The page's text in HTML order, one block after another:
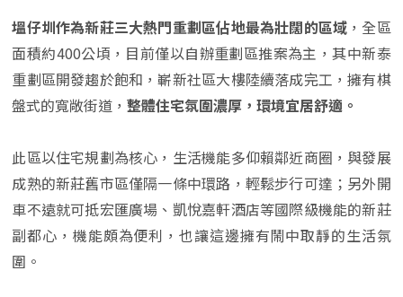
塭仔圳作為新莊三大熱門重劃區佔地最為壯闊的區域 ，全區
面積約400公頃，目前僅以自辦重劃區推案為主，其中新泰
重劃區開發趨於飽和，嶄新社區大樓陸續落成完工，擁有棋
盤式的寬敞街道，整體住宅氛圍濃厚，環境宜居舒適。
此區以住宅規劃為核心，生活機能多仰賴鄰近商圈，與發展
成熟的新莊舊市區僅隔一條中環路，輕鬆步行可達；另外開
車不遠就可抵宏匯廣場、凱悅嘉軒酒店等國際級機能的新莊
副都心，機能頗為便利，也讓這邊擁有鬧中取靜的生活氛
圍。